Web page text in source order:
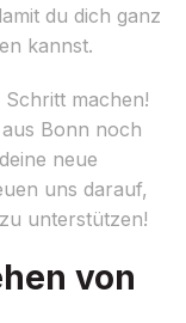
du dich ganz
kannst.
Schritt machen!
Bonn noch
neue
uns darauf,
unterstützen!
von